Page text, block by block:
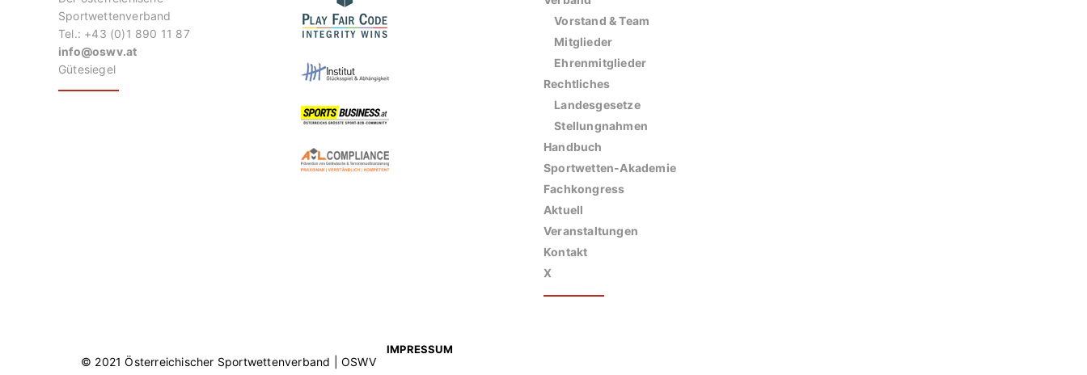
Sportwettenverband
Tel.: +43 (0)1 890 11 87
info@oswv.at
Gütesiegel
Vorstand & Team
Mitglieder
Ehrenmitglieder
Rechtliches
Landesgesetze
Stellungnahmen
Handbuch
Sportwetten-Akademie
Fachkongress
Aktuell
Veranstaltungen
Kontakt
X
© 2021 Österreichischer Sportwettenverband | OSWV
IMPRESSUM